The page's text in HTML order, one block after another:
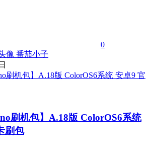
0
番茄小子
刷机包】A.18版 ColorOS6系统
刷包